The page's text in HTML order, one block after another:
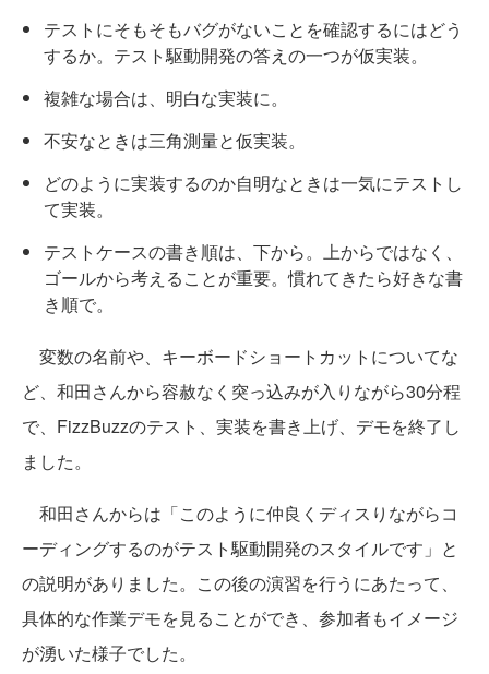
テストにそもそもバグがないことを確認するにはどう
するか。テスト駆動開発の答えの一つが仮実装。
複雑な場合は、明白な実装に。
不安なときは三角測量と仮実装。
どのように実装するのか自明なときは一気にテストし
て実装。
テストケースの書き順は、下から。上からではなく、
ゴールから考えることが重要。慣れてきたら好きな書
き順で。
変数の名前や、キーボードショートカットについてな
ど、和田さんから容赦なく突っ込みが入りながら30分程
で、FizzBuzzのテスト、実装を書き上げ、デモを終了し
ました。
和田さんからは「このように仲良くディスりながらコ
ーディングするのがテスト駆動開発のスタイルです」と
の説明がありました。この後の演習を行うにあたって、
具体的な作業デモを見ることができ、参加者もイメージ
が湧いた様子でした。